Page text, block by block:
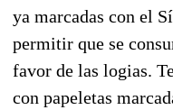
ya marcadas con el
permitir que se
favor de las logias.
con papeletas